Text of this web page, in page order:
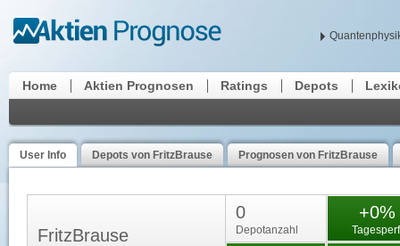
Home Aktien Prognosen Ratings Depots
User Info Depots von FritzBrause Prognosen von FritzBrause
FritzBrause
0
Depotanzahl
+0%